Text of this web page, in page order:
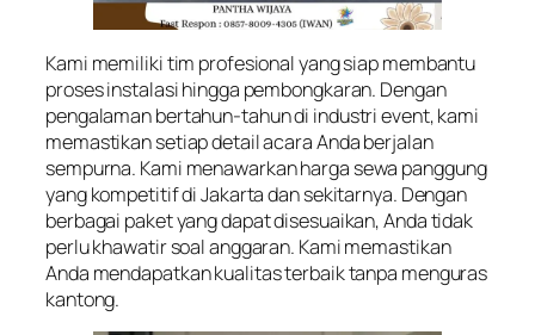
Kami memiliki tim profesional yang siap membantu
proses instalasi hingga pembongkaran. Dengan
pengalaman bertahun-tahun di industri event, kami
memastikan setiap detail acara Anda berjalan
sempurna. Kami menawarkan harga sewa panggung
yang kompetitif di Jakarta dan sekitarnya. Dengan
berbagai paket yang dapat disesuaikan, Anda tidak
perlu khawatir soal anggaran. Kami memastikan
Anda mendapatkan kualitas terbaik tanpa menguras
kantong.